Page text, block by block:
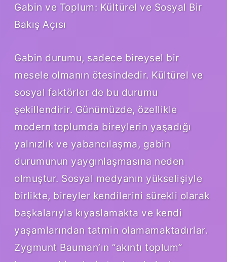
Gabin ve Toplum: Kültürel ve Sosyal Bir
Bakış Açısı
Gabin durumu, sadece bireysel bir
mesele olmanın ötesindedir. Kültürel ve
sosyal faktörler de bu durumu
şekillendirir. Günümüzde, özellikle
modern toplumda bireylerin yaşadığı
yalnızlık ve yabancılaşma, gabin
durumunun yaygınlaşmasına neden
olmuştur. Sosyal medyanın yükselişiyle
birlikte, bireyler kendilerini sürekli olarak
başkalarıyla kıyaslamakta ve kendi
yaşamlarından tatmin olamamaktadırlar.
Zygmunt Bauman’ın “akıntı toplum”